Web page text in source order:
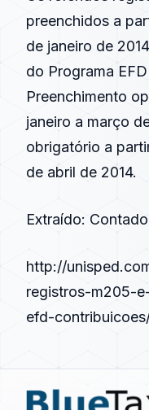
preenchidos a
de janeiro de
do Programa
Preenchimento
janeiro a março
obrigatório a
de abril de 2014.
Extraído:
http://
registros-m205-
efd-